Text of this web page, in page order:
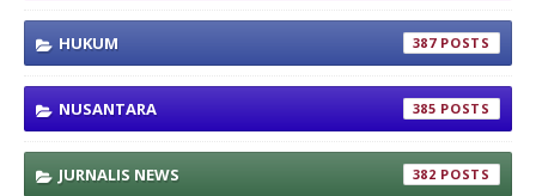
HUKUM 387
NUSANTARA 385
JURNALIS NEWS 382